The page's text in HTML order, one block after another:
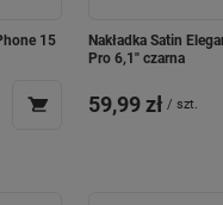
15
Nakładka Satin
Pro 6,1" czarna
59,99 zł / szt.